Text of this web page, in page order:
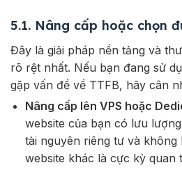
5.1. Nâng cấp hoặc chọn
Đây là giải pháp nền tảng và
rõ rệt nhất. Nếu bạn đang sử
gặp vấn đề về TTFB, hãy cân
Nâng cấp lên VPS hoặc
website của bạn có lưu
tài nguyên riêng tư và
website khác là cực kỳ quan